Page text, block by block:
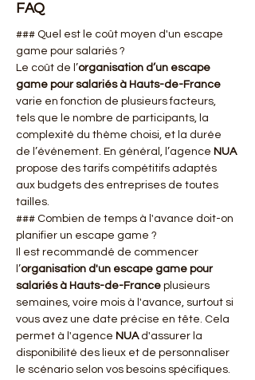
FAQ
### Quel est le coût moyen d'un escape
game pour salariés ?
Le coût de l’organisation d’un escape
game pour salariés à Hauts-de-France
varie en fonction de plusieurs facteurs,
tels que le nombre de participants, la
complexité du thème choisi, et la durée
de l’événement. En général, l’agence NUA
propose des tarifs compétitifs adaptés
aux budgets des entreprises de toutes
tailles.
### Combien de temps à l'avance doit-on
planifier un escape game ?
Il est recommandé de commencer
l’organisation d'un escape game pour
salariés à Hauts-de-France plusieurs
semaines, voire mois à l'avance, surtout si
vous avez une date précise en tête. Cela
permet à l'agence NUA d'assurer la
disponibilité des lieux et de personnaliser
le scénario selon vos besoins spécifiques.